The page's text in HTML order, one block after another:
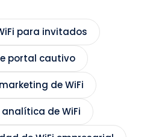
para invitados
portal cautivo
de WiFi
de WiFi